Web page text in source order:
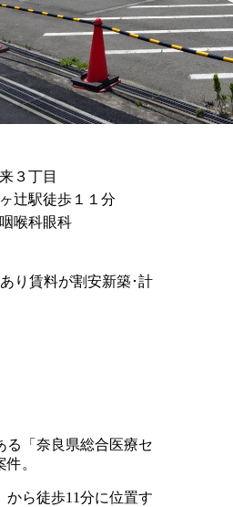
３丁目
辻駅徒歩１１分
喉科眼科
り 賃料が割安新築･計
る「奈良県総合医療セ
。
から徒歩11分に位置す